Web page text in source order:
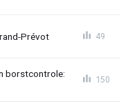
Prévot 49
borstcontrole:
150